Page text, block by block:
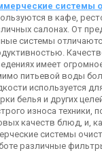
системы
в кафе,
салонах. От
системы
имеет
питьевой воды
используется
белья и других
износа техники,
качеств блюд, и,
системы
различные